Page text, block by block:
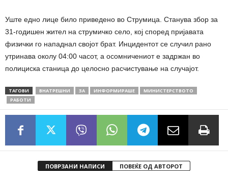
Уште едно лице било приведено во Струмица. Станува збор за
31-годишен жител на струмичко село, кој според пријавата
физички го нападнал својот брат. Инцидентот се случил рано
утринава околу 04:00 часот, а осомничениот е задржан во
полициска станица до целосно расчистување на случајот.
ТАГОВИ ВНАТРЕШНИ ЗА ИНФОРМИРАШЕ
МИНИСТЕРСТВОТО
РАБОТИ
ПОВРЗАНИ НАПИСИ ПОВЕЌЕ ОД АВТОРОТ